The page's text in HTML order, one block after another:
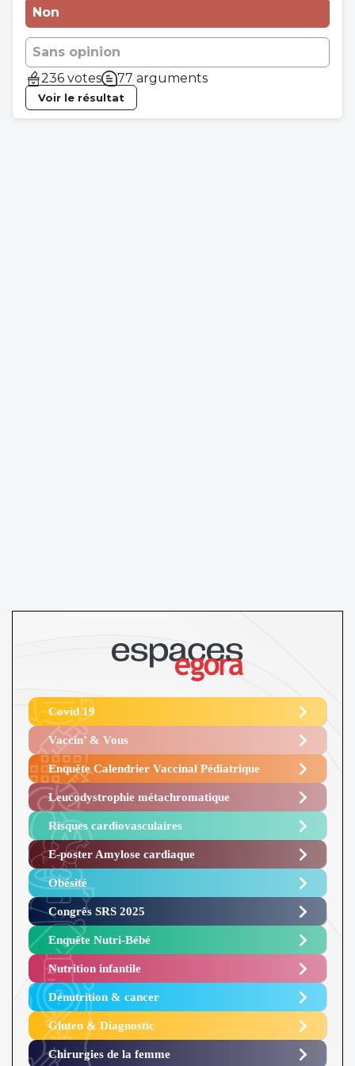
Non
Sans opinion
236 votes
77 arguments
Voir le résultat
Covid 19
Vaccin’ & Vous
Enquête Calendrier Vaccinal Pédiatrique
Leucodystrophie métachromatique
Risques cardiovasculaires
E-poster Amylose cardiaque ​
Obésité ​
Congrès SRS 2025 ​
Enquête Nutri-Bébé ​
Nutrition infantile
Dénutrition & cancer
Gluten & Diagnostic
Chirurgies de la femme